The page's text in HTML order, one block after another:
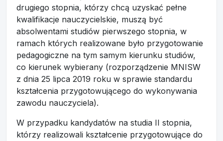
drugiego stopnia, którzy chcą uzyskać pełne
kwalifikacje nauczycielskie, muszą być
absolwentami studiów pierwszego stopnia, w
ramach których realizowane było przygotowanie
pedagogiczne na tym samym kierunku studiów,
co kierunek wybierany (rozporządzenie MNISW
z dnia 25 lipca 2019 roku w sprawie standardu
kształcenia przygotowującego do wykonywania
zawodu nauczyciela).
W przypadku kandydatów na studia II stopnia,
którzy realizowali kształcenie przygotowujące do